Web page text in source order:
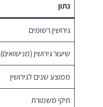
נתון
גירושין רשומים
שיעור גירושין (מנישואים)
ממוצע שנים לגירושין
תיקי משמורת